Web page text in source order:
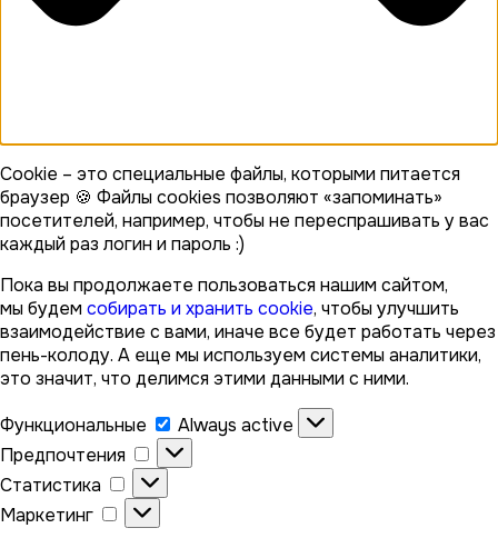
Cookie – это специальные файлы, которыми питается
браузер 🍪 Файлы cookies позволяют «запоминать»
посетителей, например, чтобы не переспрашивать у вас
каждый раз логин и пароль :)
Пока вы продолжаете пользоваться нашим сайтом,
мы будем собирать и хранить cookie, чтобы улучшить
взаимодействие с вами, иначе все будет работать через
пень-колоду. А еще мы используем системы аналитики,
это значит, что делимся этими данными с ними.
Функциональные
Функциональные
Always active
Предпочтения
Предпочтения
Статистика
Статистика
Маркетинг
Маркетинг